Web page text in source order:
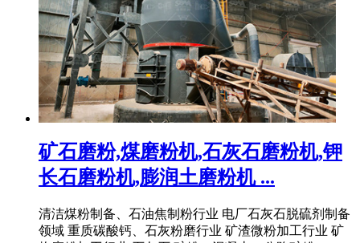
矿石磨粉,煤磨粉机,石灰石磨粉机,钾
长石磨粉机,膨润土磨粉机 ...
清洁煤粉制备、石油焦制粉行业 电厂石灰石脱硫剂制备
领域 重质碳酸钙、石灰粉磨行业 矿渣微粉加工行业 矿